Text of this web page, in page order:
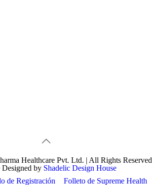
Healthcare Pvt. Ltd. | All Rights Reserved
Designed by Shadelic Design House
de Registración Folleto de Supreme Health